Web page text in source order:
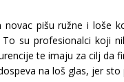
novac pišu ružne i loše
su profesionalci koji
te imaju za cilj da
na loš glas, jer